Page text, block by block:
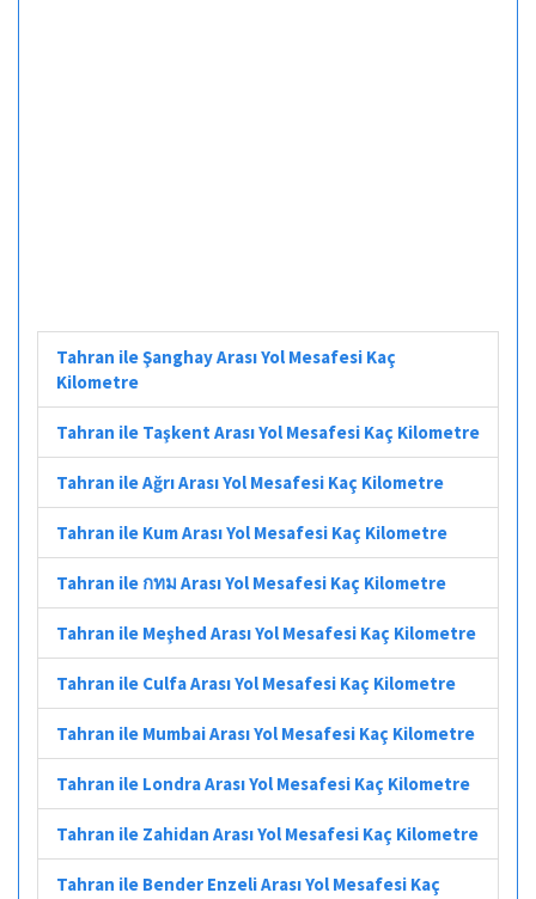
Tahran ile Şanghay Arası Yol Mesafesi Kaç
Kilometre
Tahran ile Taşkent Arası Yol Mesafesi Kaç Kilometre
Tahran ile Ağrı Arası Yol Mesafesi Kaç Kilometre
Tahran ile Kum Arası Yol Mesafesi Kaç Kilometre
Tahran ile กทม Arası Yol Mesafesi Kaç Kilometre
Tahran ile Meşhed Arası Yol Mesafesi Kaç Kilometre
Tahran ile Culfa Arası Yol Mesafesi Kaç Kilometre
Tahran ile Mumbai Arası Yol Mesafesi Kaç Kilometre
Tahran ile Londra Arası Yol Mesafesi Kaç Kilometre
Tahran ile Zahidan Arası Yol Mesafesi Kaç Kilometre
Tahran ile Bender Enzeli Arası Yol Mesafesi Kaç